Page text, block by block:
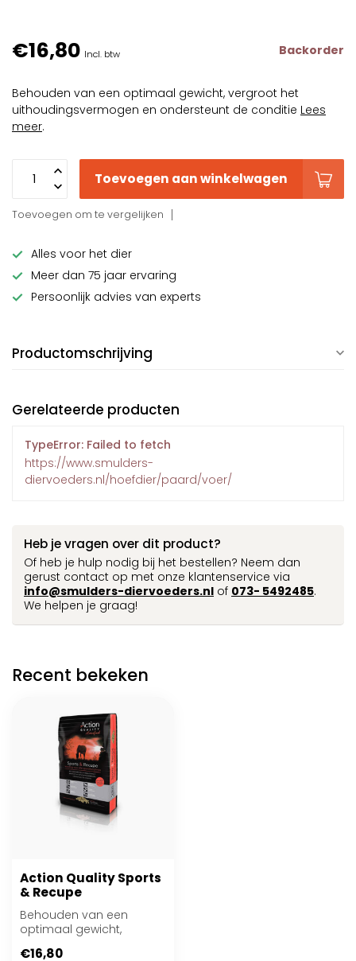
€16,80 Incl. btw Backorder
Behouden van een optimaal gewicht, vergroot het
uithoudingsvermogen en ondersteunt de conditie Lees
meer.
Toevoegen aan winkelwagen
Toevoegen om te vergelijken
Alles voor het dier
Meer dan 75 jaar ervaring
Persoonlijk advies van experts
Productomschrijving
Gerelateerde producten
TypeError: Failed to fetch
https://www.smulders-
diervoeders.nl/hoefdier/paard/voer/
Heb je vragen over dit product?
Of heb je hulp nodig bij het bestellen? Neem dan
gerust contact op met onze klantenservice via
info@smulders-diervoeders.nl of 073- 5492485.
We helpen je graag!
Recent bekeken
Action Quality Sports
& Recupe
Behouden van een
optimaal gewicht,
uithoudingsvermogen en
€16,80